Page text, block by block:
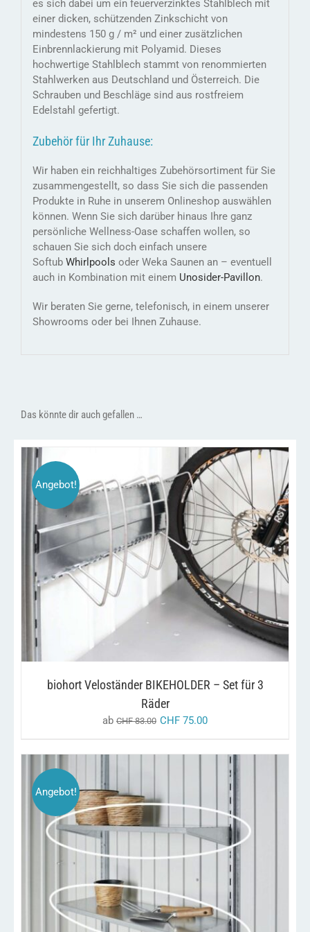
es sich dabei um ein feuerverzinktes Stahlblech mit
einer dicken, schützenden Zinkschicht von
mindestens 150 g / m² und einer zusätzlichen
Einbrennlackierung mit Polyamid. Dieses
hochwertige Stahlblech stammt von renommierten
Stahlwerken aus Deutschland und Österreich. Die
Schrauben und Beschläge sind aus rostfreiem
Edelstahl gefertigt.
Zubehör für Ihr Zuhause:
Wir haben ein reichhaltiges Zubehörsortiment für Sie
zusammengestellt, so dass Sie sich die passenden
Produkte in Ruhe in unserem Onlineshop auswählen
können. Wenn Sie sich darüber hinaus Ihre ganz
persönliche Wellness-Oase schaffen wollen, so
schauen Sie sich doch einfach unsere
Softub Whirlpools oder Weka Saunen an – eventuell
auch in Kombination mit einem Unosider-Pavillon.
Wir beraten Sie gerne, telefonisch, in einem unserer
Showrooms oder bei Ihnen Zuhause.
Das könnte dir auch gefallen …
Angebot!
AUSFÜHRUNG WÄHLEN
DIESES
PRODUKT
WEIST
MEHRERE
VARIANTEN
AUF.
DER
PRODUKTSEITE
WERDEN
/ DETAILS
biohort Veloständer BIKEHOLDER – Set für 3
Räder
ab CHF83.00 CHF 75.00
Angebot!
PRODUKT
MEHRERE
VARIANTEN
AUF.
DETAILS